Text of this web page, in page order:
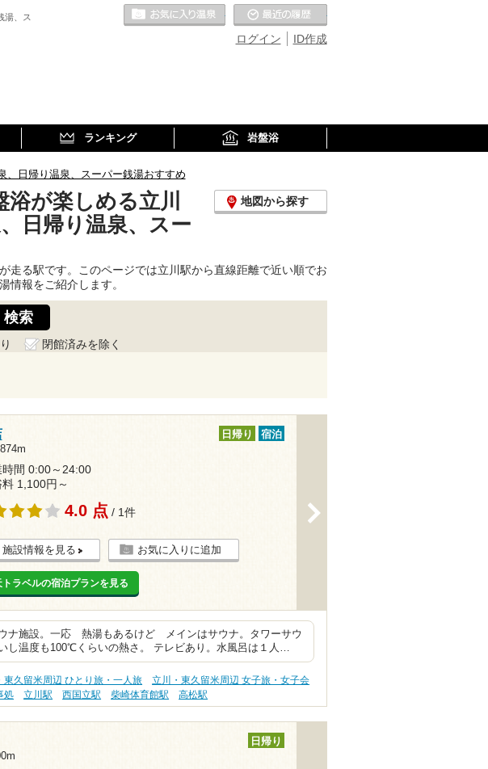
湯、ス
ID作成
ログイン
お気に入りの温泉
ランキング 岩盤浴
、日帰り温泉、スーパー銭湯おすすめ
浴が楽しめる立川
日帰り温泉、スー
地図から探す
走る駅です。このページでは立川駅から直線距離で近い順でお
情報をご紹介します。
閉館済みを除く
日帰り 宿泊
時間 0:00～24:00
1,100円～
4.0 点 / 1件
施設情報を見る お気に入りに追加
トラベルの宿泊プランを見る
ナ施設。一応 熱湯もあるけど メインはサウナ。タワーサウ
し温度も100℃くらいの熱さ。 テレビあり。水風呂は１人…
東久留米周辺 ひとり旅・一人旅
立川・東久留米周辺 女子旅・女子会
処
立川駅 西国立駅 柴崎体育館駅 高松駅
日帰り